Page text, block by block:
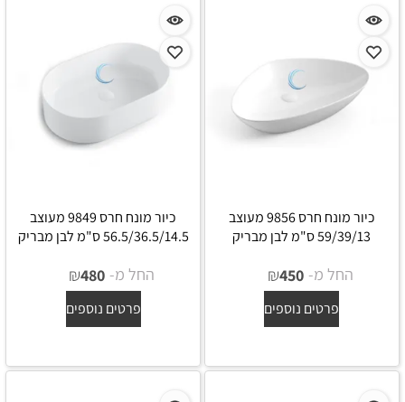
כיור מונח חרס 9856 מעוצב
59/39/13 ס"מ לבן מבריק
החל מ- ₪450
פרטים נוספים
כיור מונח חרס 9849 מעוצב
56.5/36.5/14.5 ס"מ לבן מבריק
החל מ- ₪480
פרטים נוספים